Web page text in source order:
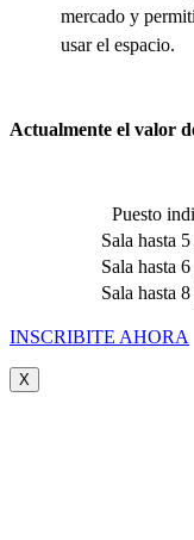
mercado y
usar el espacio.
Actualmente el valor
Puesto
Sala hasta
Sala hasta
Sala hasta
INSCRIBITE AHORA
X